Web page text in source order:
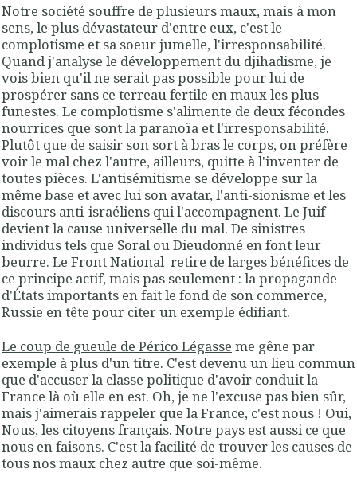
Notre société souffre de plusieurs maux, mais à mon
sens, le plus dévastateur d'entre eux, c'est le
complotisme et sa soeur jumelle, l'irresponsabilité.
Quand j'analyse le développement du djihadisme, je
vois bien qu'il ne serait pas possible pour lui de
prospérer sans ce terreau fertile en maux les plus
funestes. Le complotisme s'alimente de deux fécondes
nourrices que sont la paranoïa et l'irresponsabilité.
Plutôt que de saisir son sort à bras le corps, on préfère
voir le mal chez l'autre, ailleurs, quitte à l'inventer de
toutes pièces. L'antisémitisme se développe sur la
même base et avec lui son avatar, l'anti-sionisme et les
discours anti-israéliens qui l'accompagnent. Le Juif
devient la cause universelle du mal. De sinistres
individus tels que Soral ou Dieudonné en font leur
beurre. Le Front National retire de larges bénéfices de
ce principe actif, mais pas seulement : la propagande
d'États importants en fait le fond de son commerce,
Russie en tête pour citer un exemple édifiant.
Le coup de gueule de Périco Légasse me gêne par
exemple à plus d'un titre. C'est devenu un lieu commun
que d'accuser la classe politique d'avoir conduit la
France là où elle en est. Oh, je ne l'excuse pas bien sûr,
mais j'aimerais rappeler que la France, c'est nous ! Oui,
Nous, les citoyens français. Notre pays est aussi ce que
nous en faisons. C'est la facilité de trouver les causes de
tous nos maux chez autre que soi-même.